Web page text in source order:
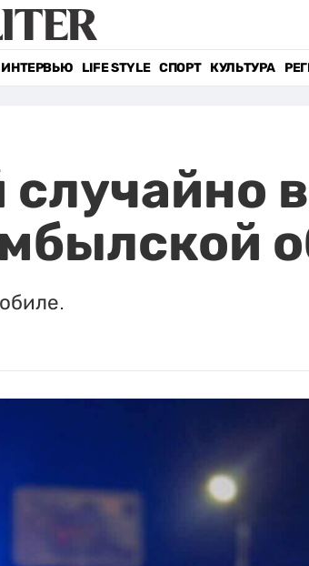
ИНТЕРВЬЮ LIFE STYLE СПОРТ КУЛЬТУРА